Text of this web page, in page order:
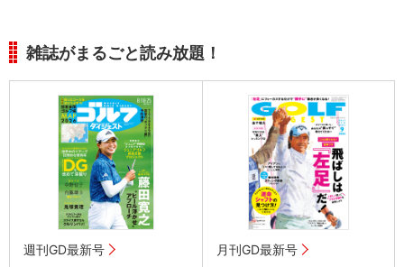
雑誌がまるごと読み放題！
週刊GD最新号 月刊GD最新号